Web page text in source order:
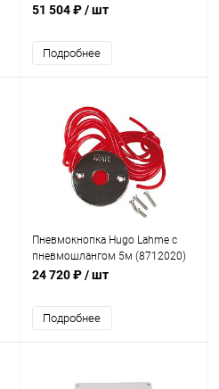
(универсал) (7010220)
51 504 ₽/ шт
Подробнее
Пневмокнопка Hugo Lahme с
пневмошлангом 5м (8712020)
24 720 ₽/ шт
Подробнее